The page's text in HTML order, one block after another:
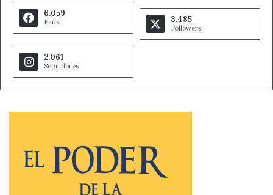
6.059
Fans 3.485
Followers
2.061
Seguidores